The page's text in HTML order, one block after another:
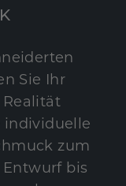
Sie Ihr
individuelle
zum
bis